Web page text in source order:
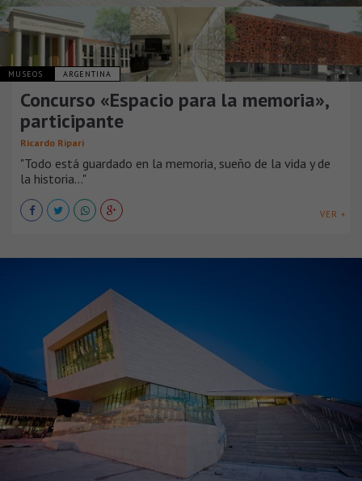
MUSEOS ARGENTINA
Concurso «Espacio para la memoria»,
participante
Ricardo Ripari
"Todo está guardado en la memoria, sueño de la vida y de
la historia…"
VER +